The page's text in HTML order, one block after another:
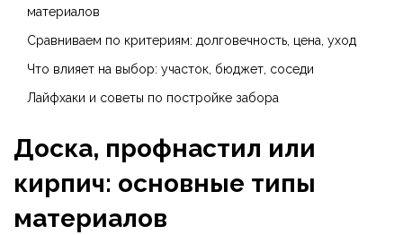
материалов
Сравниваем по критериям: долговечность, цена, уход
Что влияет на выбор: участок, бюджет, соседи
Лайфхаки и советы по постройке забора
Доска, профнастил или
кирпич: основные типы
материалов